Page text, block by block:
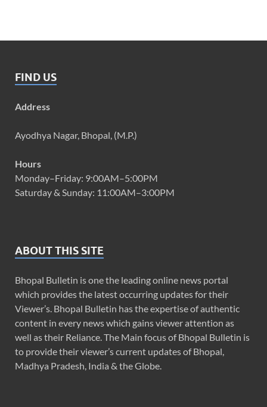
FIND US
Address
Ayodhya Nagar, Bhopal, (M.P.)
Hours
Monday–Friday: 9:00AM–5:00PM
Saturday & Sunday: 11:00AM–3:00PM
ABOUT THIS SITE
Bhopal Bulletin is one the leading online news portal
which provides the latest occurring updates for their
Viewer’s. Bhopal Bulletin has the expertise of authentic
content in every news which gains viewer attention as
well as their Reliance. The Main focus of Bhopal Bulletin is
to provide their viewer’s current updates of Bhopal,
Madhya Pradesh, India & the Globe.